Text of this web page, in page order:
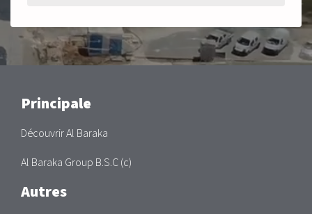
Main
Principale
Découvrir Al Baraka
Al Baraka Group B.S.C (c)
Autres